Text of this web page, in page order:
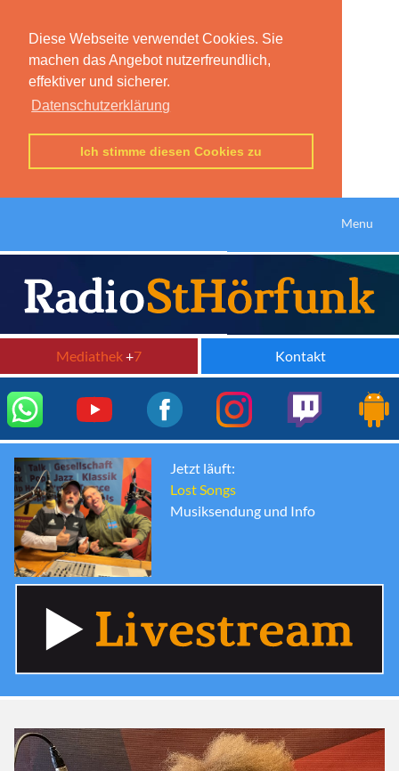
Diese Webseite verwendet Cookies. Sie
machen das Angebot nutzerfreundlich,
effektiver und sicherer.
Datenschutzerklärung
Ich stimme diesen Cookies zu
Menu
Mediathek+7 Kontakt
Jetzt läuft:
Lost Songs
Musiksendung und Info